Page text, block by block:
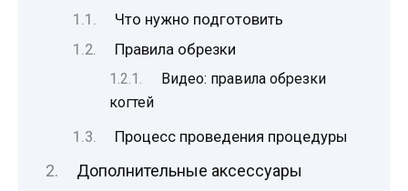
Что нужно подготовить
Правила обрезки
Видео: правила обрезки
когтей
Процесс проведения процедуры
Дополнительные аксессуары